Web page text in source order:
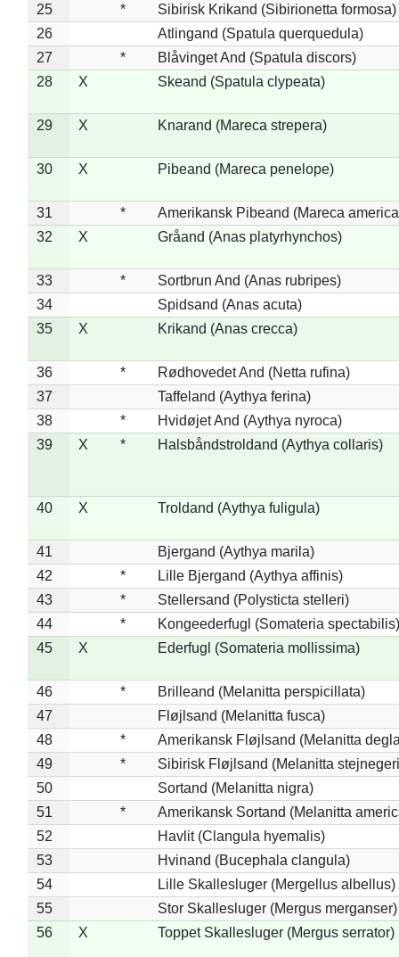
25
*
Sibirisk Krikand (Sibirionetta formosa)
26
Atlingand (Spatula querquedula)
27
*
Blåvinget And (Spatula discors)
28
X Skeand (Spatula clypeata)
29 X Knarand (Mareca strepera)
30 X Pibeand (Mareca penelope)
31 *
Amerikansk Pibeand (Mareca
32
X Gråand (Anas platyrhynchos)
33 *
Sortbrun And (Anas rubripes)
34
Spidsand (Anas acuta)
35
X Krikand (Anas crecca)
36 *
Rødhovedet And (Netta rufina)
37
Taffeland (Aythya ferina)
38
*
Hvidøjet And (Aythya nyroca)
39
X * Halsbåndstroldand (Aythya collaris)
40 X Troldand (Aythya fuligula)
41
Bjergand (Aythya marila)
42
*
Lille Bjergand (Aythya affinis)
43
*
Stellersand (Polysticta stelleri)
44
*
Kongeederfugl (Somateria spectabilis)
45
X Ederfugl (Somateria mollissima)
46 *
Brilleand (Melanitta perspicillata)
47
Fløjlsand (Melanitta fusca)
48
*
Amerikansk Fløjlsand (Melanitta
49
*
Sibirisk Fløjlsand (Melanitta
50
Sortand (Melanitta nigra)
51
*
Amerikansk Sortand (Melanitta
52
Havlit (Clangula hyemalis)
53
Hvinand (Bucephala clangula)
54
Lille Skallesluger (Mergellus albellus)
55
Stor Skallesluger (Mergus merganser)
56
X Toppet Skallesluger (Mergus serrator)